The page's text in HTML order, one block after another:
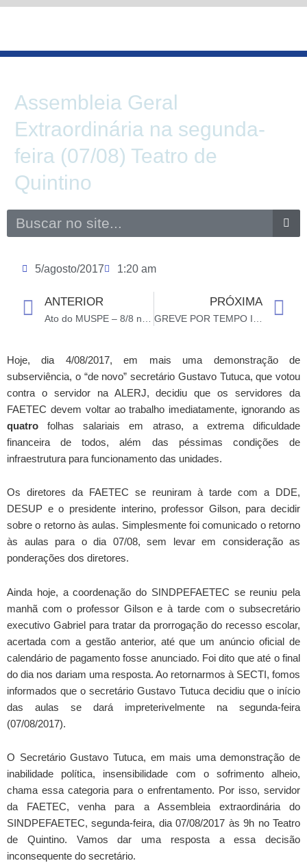
Ir
conteúdo
Assembleia Geral
Extraordinária na segunda-
feira (07/08) Teatro de
Quintino
5/agosto/2017 1:20 am
Prev
ANTERIOR PRÓXIMA
Hoje, dia 4/08/2017, em mais uma demonstração de
subserviência, o “de novo” secretário Gustavo Tutuca, que votou
contra o servidor na ALERJ, decidiu que os servidores da
FAETEC devem voltar ao trabalho imediatamente, ignorando as
quatro folhas salariais em atraso, a extrema dificuldade
financeira de todos, além das péssimas condições de
infraestrutura para funcionamento das unidades.
Os diretores da FAETEC se reuniram à tarde com a DDE,
DESUP e o presidente interino, professor Gilson, para decidir
sobre o retorno às aulas. Simplesmente foi comunicado o retorno
às aulas para o dia 07/08, sem levar em consideração as
ponderações dos diretores.
Ainda hoje, a coordenação do SINDPEFAETEC se reuniu pela
manhã com o professor Gilson e à tarde com o subsecretário
executivo Gabriel para tratar da prorrogação do recesso escolar,
acertada com a gestão anterior, até que um anúncio oficial de
calendário de pagamento fosse anunciado. Foi dito que até o final
do dia nos dariam uma resposta. Ao retornarmos à SECTI, fomos
informados que o secretário Gustavo Tutuca decidiu que o início
das aulas se dará impreterivelmente na segunda-feira
(07/08/2017).
O Secretário Gustavo Tutuca, em mais uma demonstração de
inabilidade política, insensibilidade com o sofrimento alheio,
chama essa categoria para o enfrentamento. Por isso, servidor
da FAETEC, venha para a Assembleia extraordinária do
SINDPEFAETEC, segunda-feira, dia 07/08/2017 às 9h no Teatro
de Quintino. Vamos dar uma resposta a essa decisão
inconsequente do secretário.